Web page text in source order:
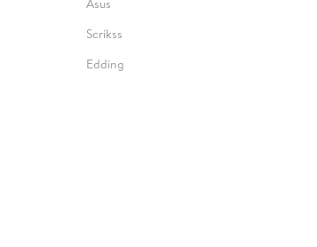
Asus
Scrikss
Edding